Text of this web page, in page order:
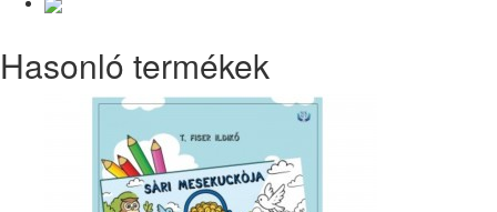
Hasonló termékek